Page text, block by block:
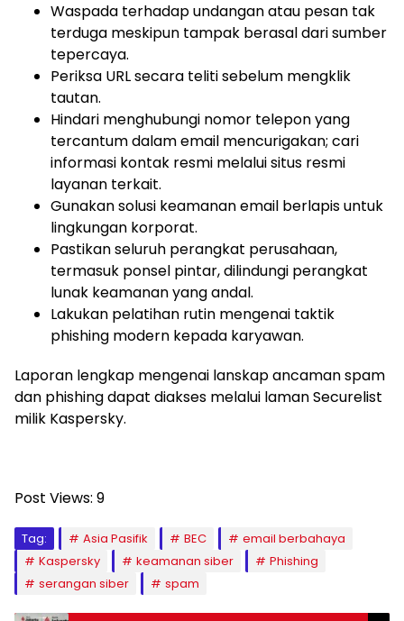
Waspada terhadap undangan atau pesan tak
terduga meskipun tampak berasal dari sumber
tepercaya.
Periksa URL secara teliti sebelum mengklik
tautan.
Hindari menghubungi nomor telepon yang
tercantum dalam email mencurigakan; cari
informasi kontak resmi melalui situs resmi
layanan terkait.
Gunakan solusi keamanan email berlapis untuk
lingkungan korporat.
Pastikan seluruh perangkat perusahaan,
termasuk ponsel pintar, dilindungi perangkat
lunak keamanan yang andal.
Lakukan pelatihan rutin mengenai taktik
phishing modern kepada karyawan.
Laporan lengkap mengenai lanskap ancaman spam
dan phishing dapat diakses melalui laman Securelist
milik Kaspersky.
Post Views: 9
Tag: Asia Pasifik BEC
email berbahaya
Kaspersky
keamanan siber
Phishing
serangan siber
spam